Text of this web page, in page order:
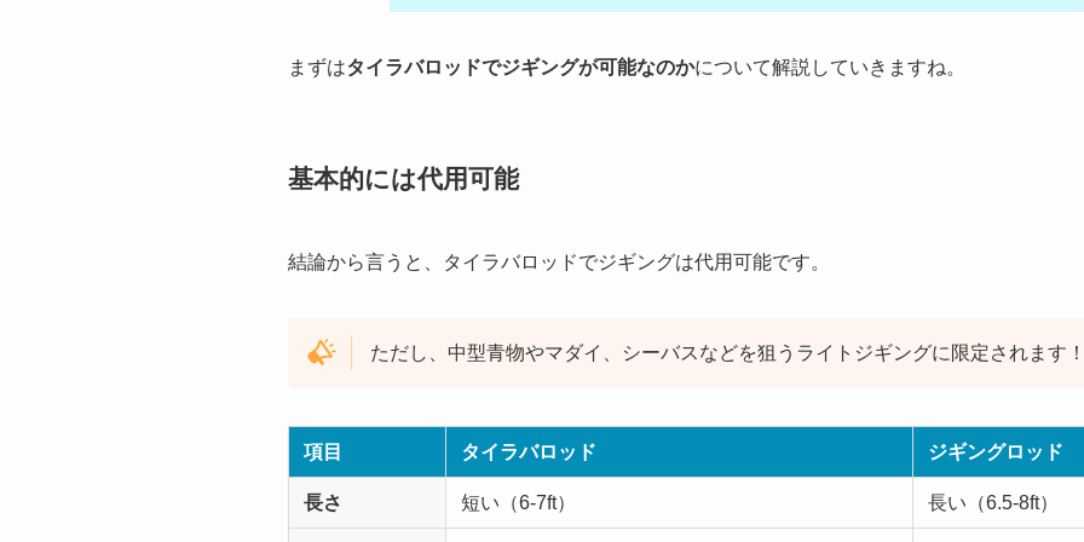
まずはタイラバロッドでジギングが可能なのかについて解説していきますね。
基本的には代用可能
結論から言うと、タイラバロッドでジギングは代用可能です。
ただし、中型青物やマダイ、シーバスなどを狙うライトジギングに限定されます
項目 タイラバロッド ジギングロッド
長さ 短い（6-7ft） 長い（6.5-8ft）